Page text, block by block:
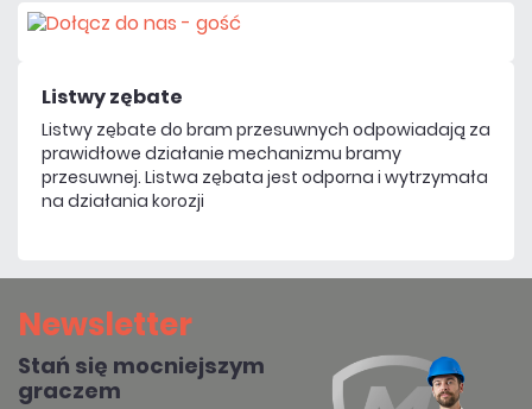
Listwy zębate
Listwy zębate do bram przesuwnych odpowiadają za
prawidłowe działanie mechanizmu bramy
przesuwnej. Listwa zębata jest odporna i wytrzymała
na działania korozji
Newsletter
Stań się mocniejszym
graczem